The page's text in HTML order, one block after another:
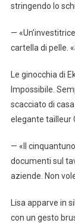
stringendo lo
—
cartella di pelle.
Le ginocchia di
Impossibile.
scacciato di
elegante tailleur
— «Il
documenti sul
aziende. Non
Lisa apparve in
con un gesto